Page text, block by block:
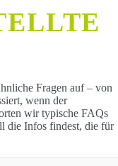
Fragen auf – von
wenn der
wir typische FAQs
die Infos findest, die für